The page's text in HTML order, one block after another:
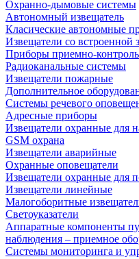
Охранно-дымовые системы
Автономный извещатель
Класические автономные
Извещатели со встроенной
Приборы приемно-
Радиоканальные системы
Извещатели пожарные
Дополнительное
Системы речевого
Адресные приборы
Извещатели охранные для
GSM охрана
Извещатели аварийные
Охранные оповещатели
Извещатели охранные для
Извещатели линейные
Малогоборитные
Светоуказатели
Аппаратные компоненты
наблюдения – приемное
Системы мониторинга и